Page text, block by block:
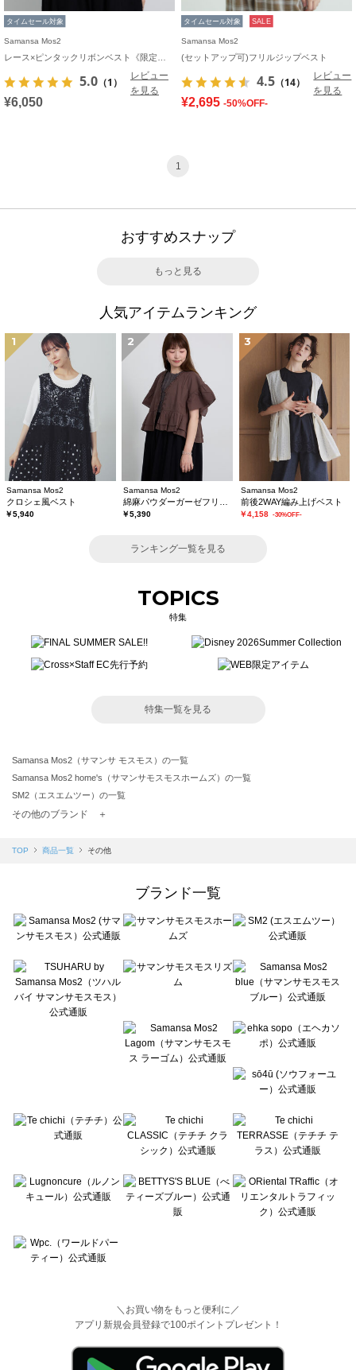
タイムセール対象
Samansa Mos2
5.0 （1）
レビュー
を見る
¥6,050
タイムセール対象 SALE
Samansa Mos2
(セットアップ可)フリルジップベスト
4.5 （14）
レビュー
を見る
¥2,695 -50%OFF-
1
おすすめスナップ
もっと見る
人気アイテムランキング
1
Samansa Mos2
クロシェ風ベスト
￥5,940
2
Samansa Mos2
￥5,390
3
Samansa Mos2
前後2WAY編み上げベスト
￥4,158 -30%OFF-
ランキング一覧を見る
TOPICS
特集
特集一覧を見る
Samansa Mos2（サマンサ モスモス）の一覧
Samansa Mos2 home's（サマンサモスモスホームズ）の一覧
SM2（エスエムツー）の一覧
TSUHARU by Samansa Mos2（ツハルバイサマンサモスモス）の一覧
Samansa Mos2 blue（サマンサモスモス ブルー）の一覧
Te chichi（テチチ）の一覧
Te chichi CLASSIC（テチチ クラシック）の一覧
Lugnoncure（ルノンキュール）の一覧
BETTY'S BLUE（べティーズブルー）の一覧
Wpc.（ワールドパーティー）の一覧
その他のブランド ＋
TOP 商品一覧 その他
ブランド一覧
＼お買い物をもっと便利に／
アプリ新規会員登録で100ポイントプレゼント！